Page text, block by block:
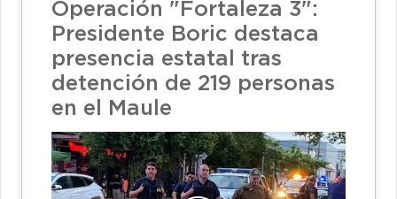
Operación "Fortaleza 3":
Presidente Boric destaca
presencia estatal tras
detención de 219 personas
en el Maule